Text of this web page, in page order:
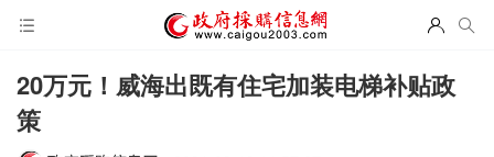
20万元！威海出既有住宅加装电梯补贴政
策